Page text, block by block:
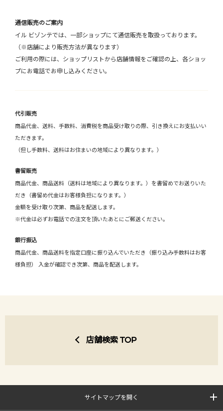
通信販売のご案内
イル ビゾンテでは、一部ショップにて通信販売を取扱っております。
（※店舗により販売方法が異なります）
ご利用の際には、ショップリストから店舗情報をご確認の上、各ショッ
プにお電話でお申し込みください。
代引販売
商品代金、送料、手数料、消費税を商品受け取りの際、引き換えにお支払いい
ただきます。
（但し手数料、送料はお住まいの地域により異なります。）
書留販売
商品代金、商品送料（送料は地域により異なります。）を書留めでお送りいた
だき（書留め代金はお客様負担になります。）
金額を受け取り次第、商品を配送します。
※代金は必ずお電話での注文を頂いたあとにご郵送ください。
銀行振込
商品代金、商品送料を指定口座に振り込んでいただき（振り込み手数料はお客
様負担） 入金が確認でき次第、商品を配送します。
店舗検索 TOP
サイトマップを開く